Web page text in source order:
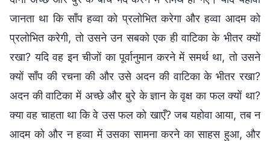
जानता था कि साँप हव्वा को प्रलोभित करेगा और हव्वा आदम को
प्रलोभित करेगी, तो उसने उन सबको एक ही वाटिका के भीतर क्यों
रखा? यदि वह इन चीजों का पूर्वानुमान करने में समर्थ था, तो उसने
क्यों साँप की रचना की और उसे अदन की वाटिका के भीतर रखा?
अदन की वाटिका में अच्छे और बुरे के ज्ञान के वृक्ष का फल क्यों था?
क्या वह चाहता था कि वे उस फल को खाएँ? जब यहोवा आया, तब न
आदम को और न हव्वा में उसका सामना करने का साहस हुआ, और